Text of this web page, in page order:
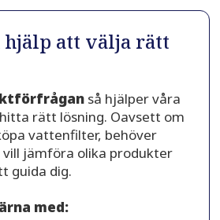
hjälp att välja rätt
så hjälper våra
rätt lösning. Oavsett om
vattenfilter, behöver
jämföra olika produkter
guida dig.
med: